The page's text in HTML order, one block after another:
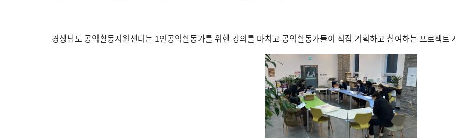
경상남도 공익활동지원센터는 1인공익활동가를 위한 강의를 마치고 공익활동가들이 직접 기획하고 참여하는 프로젝트